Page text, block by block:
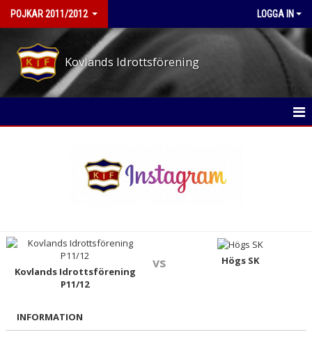
POJKAR 2011/2012 LOGGA IN
Kovlands Idrottsförening
DOKUMENT
Kovlands Idrottsförening
P11/12
vs Högs SK
INFORMATION